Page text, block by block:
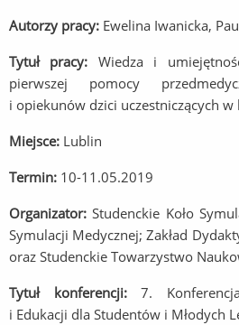
Autorzy pracy: Ewelina Iwanicka,
Tytuł pracy: Wiedza i
pierwszej pomocy
i opiekunów dzici uczestniczących
Miejsce: Lublin
Termin: 10-11.05.2019
Organizator: Studenckie Koło
Symulacji Medycznej; Zakład
oraz Studenckie Towarzystwo
Tytuł konferencji:7.
i Edukacji dla Studentów i Młodych